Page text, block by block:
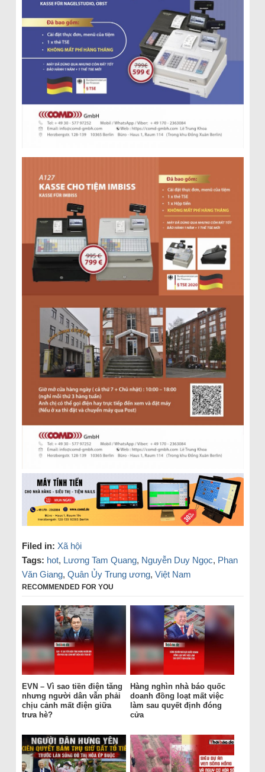
Filed in: Xã hội
Tags: hot, Lương Tam Quang, Nguyễn Duy Ngọc, Phan
Văn Giang, Quân Ủy Trung ương, Việt Nam
RECOMMENDED FOR YOU
EVN – Vì sao tiền điện tăng
nhưng người dân vẫn phải
chịu cảnh mất điện giữa
trưa hè?
Hàng nghìn nhà báo quốc
doanh đồng loạt mất việc
làm sau quyết định đóng
cửa